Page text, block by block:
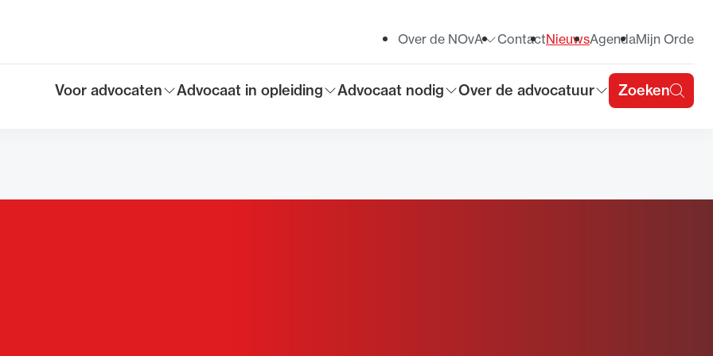
Toon submenu voor
Voor advocaten
Toon submenu voor
Advocaat in opleiding
Toon submenu voor
Advocaat nodig
Toon submenu voor
Over de advocatuur Zoeken
Toon submenu voor
Over de NOvA ContactNieuwsAgendaMijn Orde